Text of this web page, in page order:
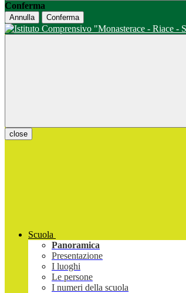
Conferma
Annulla Conferma
close
Scuola
Panoramica
Presentazione
I luoghi
Le persone
I numeri della scuola